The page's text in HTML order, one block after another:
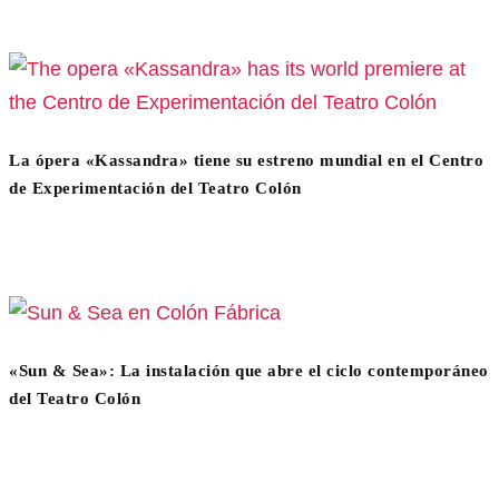
La ópera «Kassandra» tiene su estreno mundial en el Centro
de Experimentación del Teatro Colón
«Sun & Sea»: La instalación que abre el ciclo contemporáneo
del Teatro Colón